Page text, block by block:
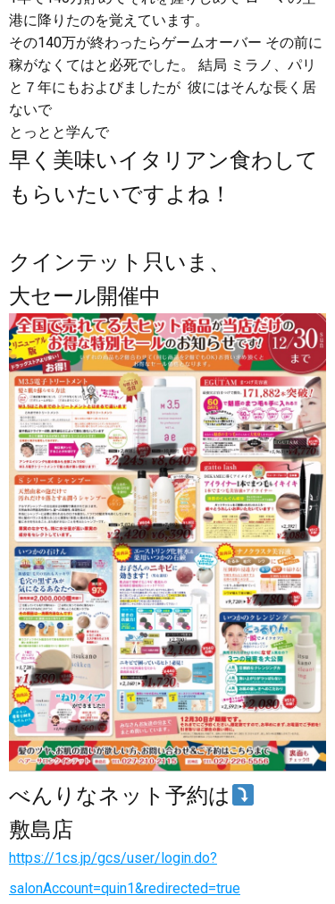
港に降りたのを覚えています。
その140万が終わったらゲームオーバー その前に
稼がなくてはと必死でした。 結局 ミラノ、パリ
と７年にもおよびましたが 彼にはそんな長く居
ないで
とっとと学んで
早く美味いイタリアン食わして
もらいたいですよね！
クインテット只いま、
大セール開催中
べんりなネット予約は
敷島店
https://1cs.jp/gcs/user/login.do?
salonAccount=quin1&redirected=true